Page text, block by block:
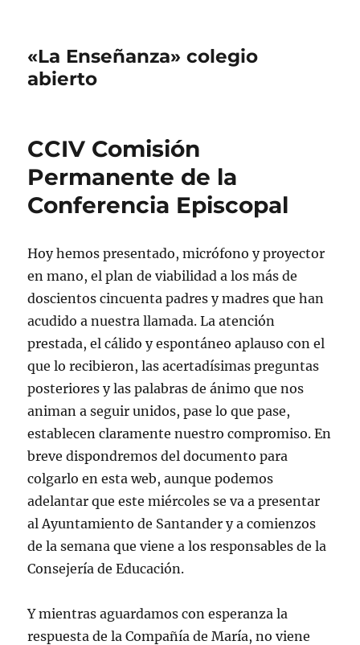
«La Enseñanza» colegio
abierto
CCIV Comisión
Permanente de la
Conferencia Episcopal
Hoy hemos presentado, micrófono y proyector
en mano, el plan de viabilidad a los más de
doscientos cincuenta padres y madres que han
acudido a nuestra llamada. La atención
prestada, el cálido y espontáneo aplauso con el
que lo recibieron, las acertadísimas preguntas
posteriores y las palabras de ánimo que nos
animan a seguir unidos, pase lo que pase,
establecen claramente nuestro compromiso. En
breve dispondremos del documento para
colgarlo en esta web, aunque podemos
adelantar que este miércoles se va a presentar
al Ayuntamiento de Santander y a comienzos
de la semana que viene a los responsables de la
Consejería de Educación.
Y mientras aguardamos con esperanza la
respuesta de la Compañía de María, no viene